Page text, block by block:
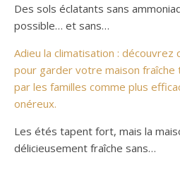
Des sols éclatants sans
possible… et sans…
Adieu la climatisation : découvrez
pour garder votre maison fraîche
par les familles comme plus
onéreux.
Les étés tapent fort, mais la
délicieusement fraîche sans…